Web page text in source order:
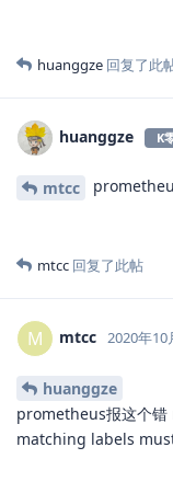
huanggze 回复了此
huanggze K
mtcc
mtcc 回复了此帖
M mtcc 2020年10
huanggze
prometheus报这个
matching labels